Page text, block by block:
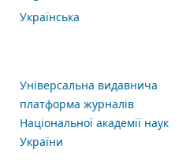
Українська
Універсальна видавнича
платформа журналів
Національної академії наук
України